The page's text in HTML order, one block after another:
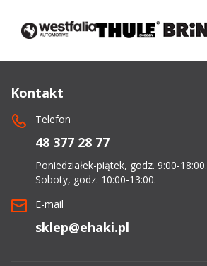
Bagażniki
dachowe
SPORTOWE
Turystyka
Kontakt
Telefon
48 377 28 77
Poniedziałek-piątek, godz. 9:00-18:00.
Soboty, godz. 10:00-13:00.
E-mail
sklep@ehaki.pl